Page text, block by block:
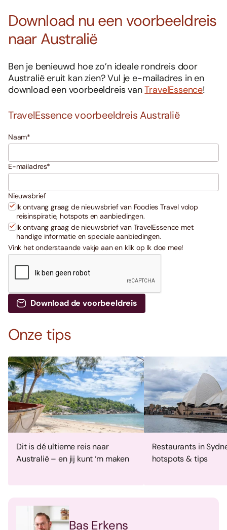
Download nu een voorbeeldreis
naar Australië
Ben je benieuwd hoe zo’n ideale rondreis door
Australië eruit kan zien? Vul je e-mailadres in en
download een voorbeeldreis vanTravelEssence!
TravelEssence voorbeeldreis Australië
Naam*
E-mailadres*
Nieuwsbrief
Ik ontvang graag de nieuwsbrief van Foodies Travel volop
reisinspiratie, hotspots en aanbiedingen.
Ik ontvang graag de nieuwsbrief van TravelEssence met
handige informatie en speciale aanbiedingen.
Vink het onderstaande vakje aan en klik op Ik doe mee!
Download de voorbeeldreis
Onze tips
Dit is dé ultieme reis naar
Australië – en jij kunt ‘m maken
Restaurants in
hotspots & tips
Bas Erkens